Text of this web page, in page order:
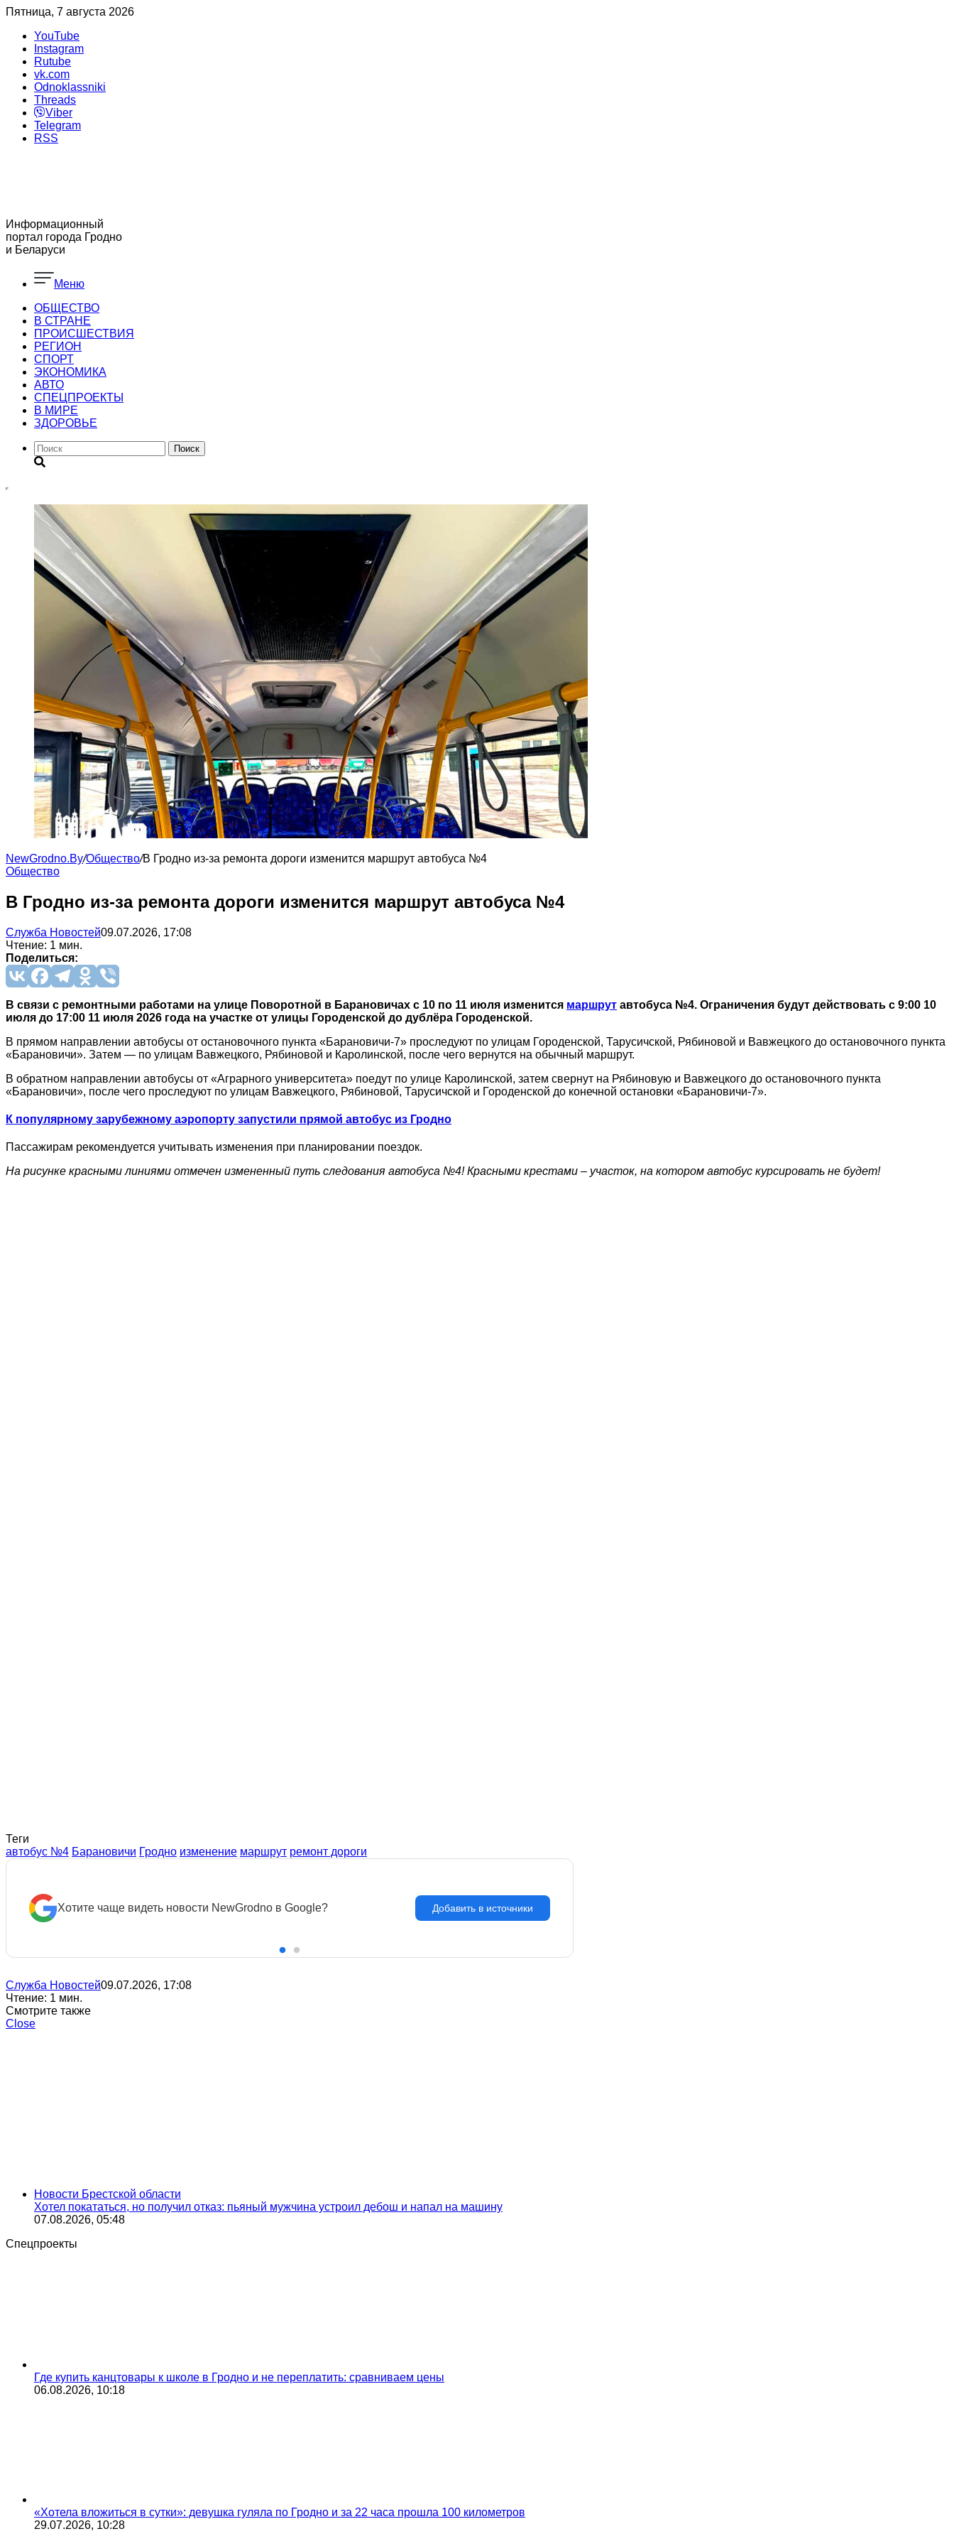
Пятница, 7 августа 2026
YouTube
Instagram
Rutube
vk.com
Odnoklassniki
Threads
Viber
Telegram
RSS
Информационный
портал города Гродно
и Беларуси
Меню
ОБЩЕСТВО
В СТРАНЕ
ПРОИСШЕСТВИЯ
РЕГИОН
CПОРТ
ЭКОНОМИКА
АВТО
СПЕЦПРОЕКТЫ
В МИРЕ
ЗДОРОВЬЕ
Поиск
NewGrodno.By/Общество/В Гродно из-за ремонта дороги изменится маршрут автобуса №4
Общество
В Гродно из-за ремонта дороги изменится маршрут автобуса №4
Служба Новостей09.07.2026, 17:08
Чтение: 1 мин.
Поделиться:
В связи с ремонтными работами на улице Поворотной в Барановичах с 10 по 11 июля изменится маршрут автобуса №4. Ограничения будут действовать с 9:00 10
июля до 17:00 11 июля 2026 года на участке от улицы Городенской до дублёра Городенской.
В прямом направлении автобусы от остановочного пункта «Барановичи-7» проследуют по улицам Городенской, Тарусичской, Рябиновой и Вавжецкого до остановочного пункта
«Барановичи». Затем — по улицам Вавжецкого, Рябиновой и Каролинской, после чего вернутся на обычный маршрут.
В обратном направлении автобусы от «Аграрного университета» поедут по улице Каролинской, затем свернут на Рябиновую и Вавжецкого до остановочного пункта
«Барановичи», после чего проследуют по улицам Вавжецкого, Рябиновой, Тарусичской и Городенской до конечной остановки «Барановичи-7».
К популярному зарубежному аэропорту запустили прямой автобус из Гродно
Пассажирам рекомендуется учитывать изменения при планировании поездок.
На рисунке красными линиями отмечен измененный путь следования автобуса №4! Красными крестами – участок, на котором автобус курсировать не будет!
Теги
автобус №4 Барановичи Гродно изменение маршрут ремонт дороги
Хотите чаще видеть новости NewGrodno в Google? Добавить в источники
Служба Новостей09.07.2026, 17:08
Чтение: 1 мин.
Смотрите также
Close
Новости Брестской области
Хотел покататься, но получил отказ: пьяный мужчина устроил дебош и напал на машину
07.08.2026, 05:48
Спецпроекты
Где купить канцтовары к школе в Гродно и не переплатить: сравниваем цены
06.08.2026, 10:18
«Хотела вложиться в сутки»: девушка гуляла по Гродно и за 22 часа прошла 100 километров
29.07.2026, 10:28